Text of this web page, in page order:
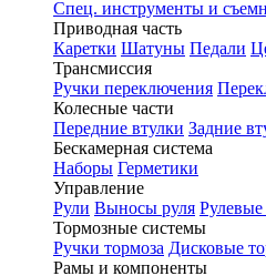
Спец. инструменты и
Приводная часть
Каретки Шатуны Педали
Трансмиссия
Ручки переключения
Колесные части
Передние втулки Задние
Бескамерная система
Наборы Герметики
Управление
Рули Выносы руля
Тормозные системы
Ручки тормоза Дисковые
Рамы и компоненты